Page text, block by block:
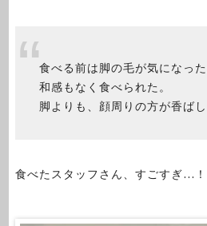
食べる前は脚の毛が気になっ
和感もなく食べられた。
脚よりも、顔周りの方が香ばし
食べたスタッフさん、すごすぎ…！